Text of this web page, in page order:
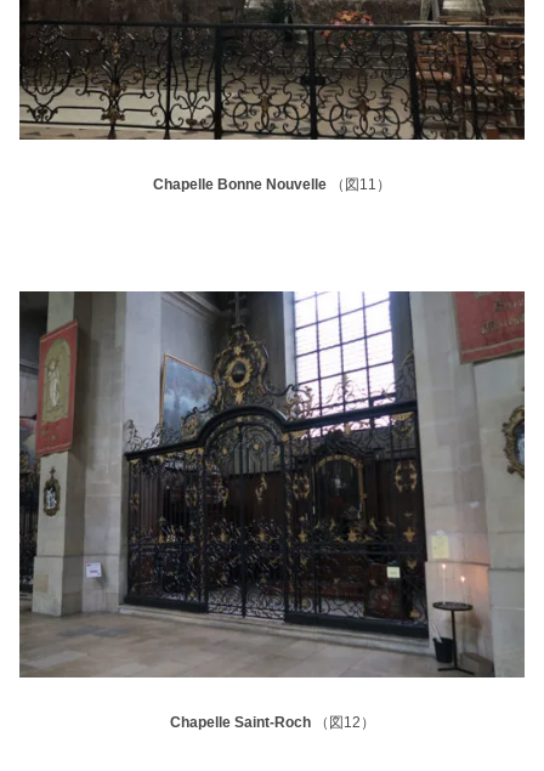
Chapelle Bonne Nouvelle （図11）
Chapelle Saint-Roch （図12）